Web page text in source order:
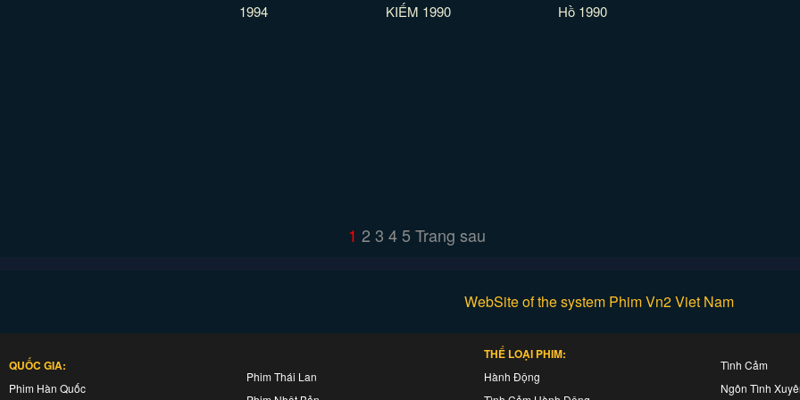
1994
KIẾM 1990
Hồ 1990
1 2 3 4 5Trang sau
WebSite of the system Phim Vn2 Viet Nam
QUỐC GIA:
Phim Hàn Quốc
Phim Thái Lan
THỂ LOẠI PHIM:
Hành Động
Tình Cảm
Ngôn Tình